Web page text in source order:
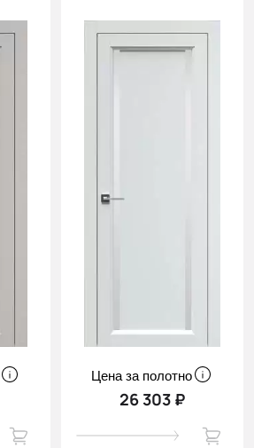
Цена за полотно
26 303 ₽